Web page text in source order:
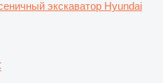
экскаватор Hyundai